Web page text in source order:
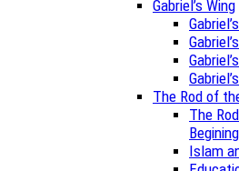
Gabriel’s Wing
The Rod of
The
Begining
Islam